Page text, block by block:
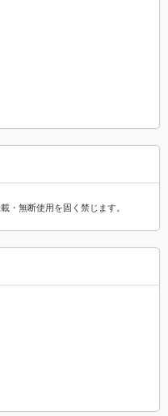
・無断使用を固く禁じます。